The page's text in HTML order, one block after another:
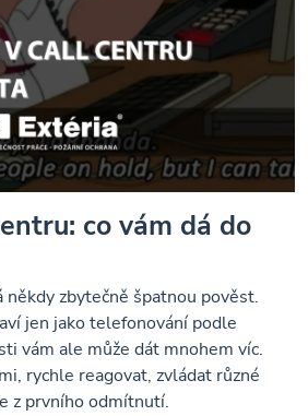
co vám dá do
někdy zbytečně špatnou pověst.
jen jako telefonování podle
vám ale může dát mnohem víc.
rychle reagovat, zvládat různé
z prvního odmítnutí.